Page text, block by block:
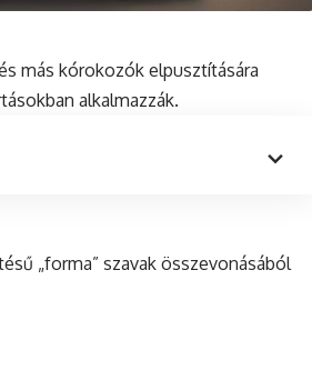
más kórokozók elpusztítására
alkalmazzák.
„forma” szavak összevonásából